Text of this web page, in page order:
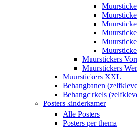
Muurstickers
Muurstickers
Muurstickers XXL
Behangbanen
Behangcirkels
Posters kinderkamer
Alle Posters
Posters per thema